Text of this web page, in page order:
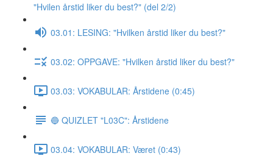
"Hvilen årstid liker du best?" (del 2/2)
03.01: LESING: "Hvilken årstid liker du best?"
03.02: OPPGAVE: "Hvilken årstid liker du best?"
03.03: VOKABULAR: Årstidene (0:45)
🔵 QUIZLET "L03C": Årstidene
03.04: VOKABULAR: Været (0:43)